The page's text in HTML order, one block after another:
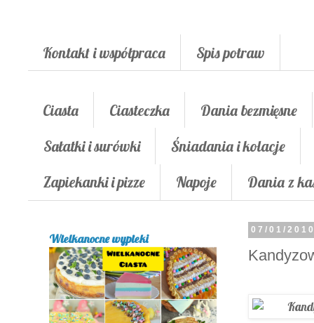
Kontakt i współpraca Spis potraw
Ciasta Ciasteczka
Dania bezmięsne
Sałatki i surówki
Śniadania i kolacje
Zapiekanki i pizze
Napoje Dania z
07/01/
Wielkanocne wypieki